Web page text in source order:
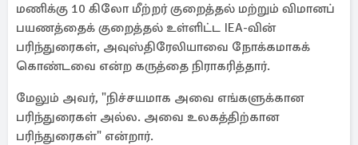
மணிக்கு 10 கிலோ மீற்றர் குறைத்தல் மற்றும் விமானப்
பயணத்தைக் குறைத்தல் உள்ளிட்ட IEA-வின்
பரிந்துரைகள், அவுஸ்திரேலியாவை நோக்கமாகக்
கொண்டவை என்ற கருத்தை நிராகரித்தார்.
மேலும் அவர், "நிச்சயமாக அவை எங்களுக்கான
பரிந்துரைகள் அல்ல. அவை உலகத்திற்கான
பரிந்துரைகள்" என்றார்.